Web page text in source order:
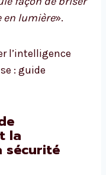
en lumière».
l’intelligence
: guide
la
sécurité